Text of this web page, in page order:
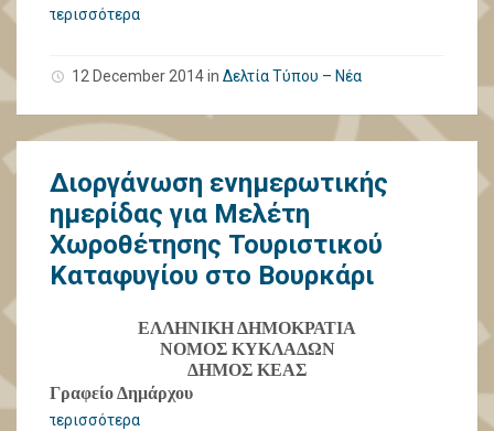
περισσότερα
12 December 2014in Δελτία Τύπου – Νέα
Διοργάνωση ενημερωτικής
ημερίδας για Μελέτη
Χωροθέτησης Τουριστικού
Καταφυγίου στο Βουρκάρι
ΕΛΛΗΝΙΚΗ ΔΗΜΟΚΡΑΤΙΑ
ΝΟΜΟΣ ΚΥΚΛΑΔΩΝ
ΔΗΜΟΣ ΚΕΑΣ
Γραφείο Δημάρχου
περισσότερα